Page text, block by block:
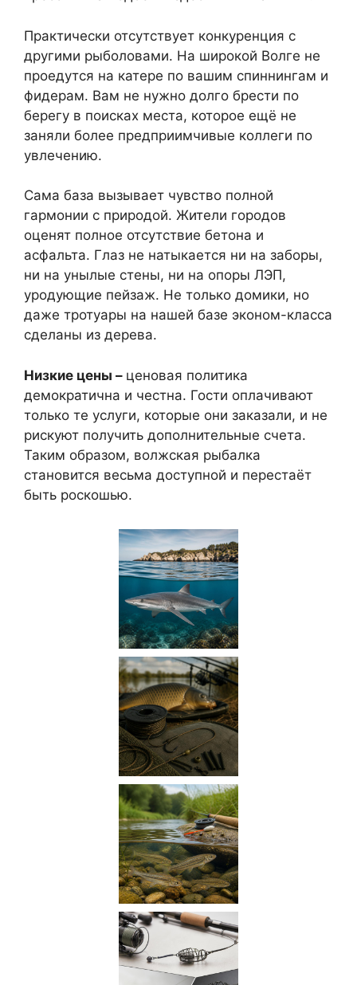
Практически отсутствует конкуренция с
другими рыболовами. На широкой Волге не
проедутся на катере по вашим спиннингам и
фидерам. Вам не нужно долго брести по
берегу в поисках места, которое ещё не
заняли более предприимчивые коллеги по
увлечению.
Сама база вызывает чувство полной
гармонии с природой. Жители городов
оценят полное отсутствие бетона и
асфальта. Глаз не натыкается ни на заборы,
ни на унылые стены, ни на опоры ЛЭП,
уродующие пейзаж. Не только домики, но
даже тротуары на нашей базе эконом-класса
сделаны из дерева.
Низкие цены – ценовая политика
демократична и честна. Гости оплачивают
только те услуги, которые они заказали, и не
рискуют получить дополнительные счета.
Таким образом, волжская рыбалка
становится весьма доступной и перестаёт
быть роскошью.